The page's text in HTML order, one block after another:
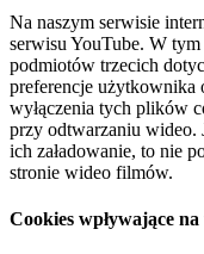
Na naszym serwisie
serwisu YouTube. W
podmiotów trzecich
preferencje użytkownika
wyłączenia tych plików
przy odtwarzaniu wideo.
ich załadowanie, to nie
stronie wideo filmów.
Cookies wpływające